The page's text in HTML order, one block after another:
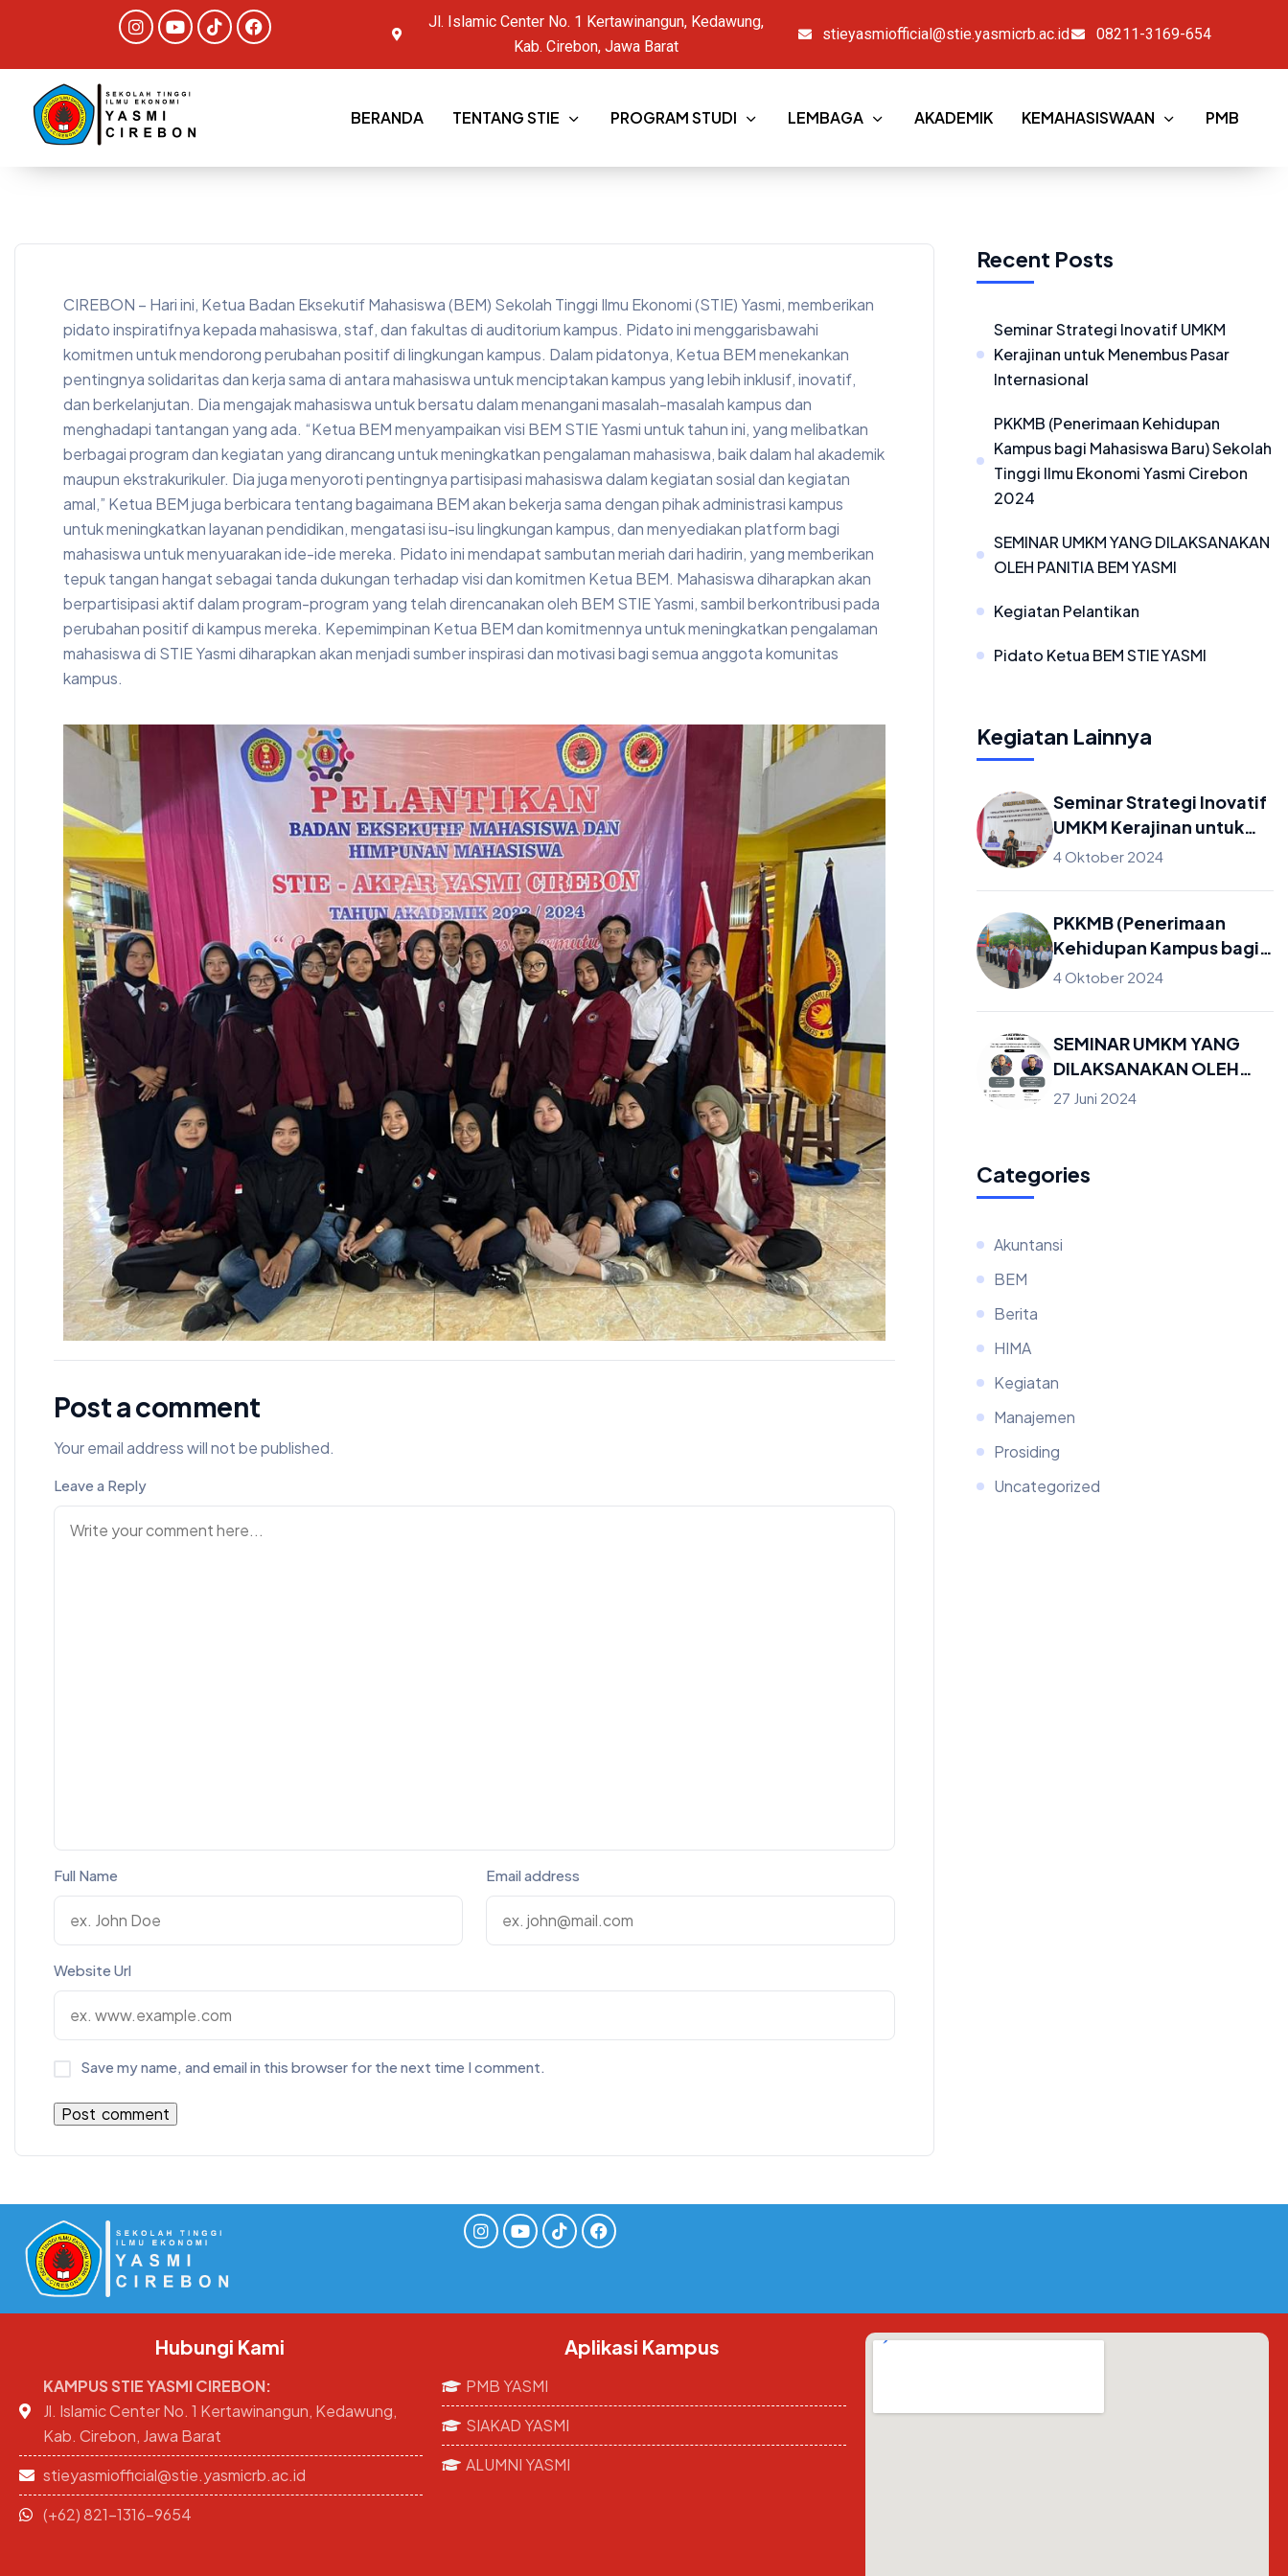
Jl. Islamic Center No. 1 Kertawinangun, Kedawung,
Kab. Cirebon, Jawa Barat
stieyasmiofficial@stie.yasmicrb.ac.id 08211-3169-654
BERANDA TENTANG STIE PROGRAM STUDI LEMBAGA AKADEMIK KEMAHASISWAAN PMB
CIREBON – Hari ini, Ketua Badan Eksekutif Mahasiswa (BEM) Sekolah Tinggi Ilmu Ekonomi (STIE) Yasmi, memberikan
pidato inspiratifnya kepada mahasiswa, staf, dan fakultas di auditorium kampus. Pidato ini menggarisbawahi
komitmen untuk mendorong perubahan positif di lingkungan kampus. Dalam pidatonya, Ketua BEM menekankan
pentingnya solidaritas dan kerja sama di antara mahasiswa untuk menciptakan kampus yang lebih inklusif, inovatif,
dan berkelanjutan. Dia mengajak mahasiswa untuk bersatu dalam menangani masalah-masalah kampus dan
menghadapi tantangan yang ada. “Ketua BEM menyampaikan visi BEM STIE Yasmi untuk tahun ini, yang melibatkan
berbagai program dan kegiatan yang dirancang untuk meningkatkan pengalaman mahasiswa, baik dalam hal akademik
maupun ekstrakurikuler. Dia juga menyoroti pentingnya partisipasi mahasiswa dalam kegiatan sosial dan kegiatan
amal,” Ketua BEM juga berbicara tentang bagaimana BEM akan bekerja sama dengan pihak administrasi kampus
untuk meningkatkan layanan pendidikan, mengatasi isu-isu lingkungan kampus, dan menyediakan platform bagi
mahasiswa untuk menyuarakan ide-ide mereka. Pidato ini mendapat sambutan meriah dari hadirin, yang memberikan
tepuk tangan hangat sebagai tanda dukungan terhadap visi dan komitmen Ketua BEM. Mahasiswa diharapkan akan
berpartisipasi aktif dalam program-program yang telah direncanakan oleh BEM STIE Yasmi, sambil berkontribusi pada
perubahan positif di kampus mereka. Kepemimpinan Ketua BEM dan komitmennya untuk meningkatkan pengalaman
mahasiswa di STIE Yasmi diharapkan akan menjadi sumber inspirasi dan motivasi bagi semua anggota komunitas
kampus.
Post a comment
Your email address will not be published.
Leave a Reply
Full Name Email address
Website Url
Save my name, and email in this browser for the next time I comment.
Recent Posts
Seminar Strategi Inovatif UMKM
Kerajinan untuk Menembus Pasar
Internasional
PKKMB (Penerimaan Kehidupan
Kampus bagi Mahasiswa Baru) Sekolah
Tinggi Ilmu Ekonomi Yasmi Cirebon
2024
SEMINAR UMKM YANG DILAKSANAKAN
OLEH PANITIA BEM YASMI
Kegiatan Pelantikan
Pidato Ketua BEM STIE YASMI
Kegiatan Lainnya
Seminar Strategi Inovatif
UMKM Kerajinan untuk
Menembus Pasar
4 Oktober 2024
PKKMB (Penerimaan
Kehidupan Kampus bagi
Mahasiswa Baru) Sekolah
4 Oktober 2024
SEMINAR UMKM YANG
DILAKSANAKAN OLEH
PANITIA BEM YASMI
27 Juni 2024
Categories
Akuntansi
BEM
Berita
HIMA
Kegiatan
Manajemen
Prosiding
Uncategorized
Hubungi Kami
KAMPUS STIE YASMI CIREBON:
Jl. Islamic Center No. 1 Kertawinangun, Kedawung,
Kab. Cirebon, Jawa Barat
stieyasmiofficial@stie.yasmicrb.ac.id
(+62) 821-1316-9654
Aplikasi Kampus
PMB YASMI
SIAKAD YASMI
ALUMNI YASMI